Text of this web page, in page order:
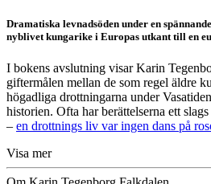
Dramatiska levnadsöden under en
nyblivet kungarike i Europas utkant till en
I bokens avslutning visar Karin
giftermålen mellan de som regel äldre
högadliga drottningarna under
historien. Ofta har berättelserna ett
– en drottnings liv var ingen dans på
Visa mer